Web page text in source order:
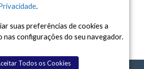
.
suas preferências de cookies a
nas configurações do seu navegador.
Todos os Cookies